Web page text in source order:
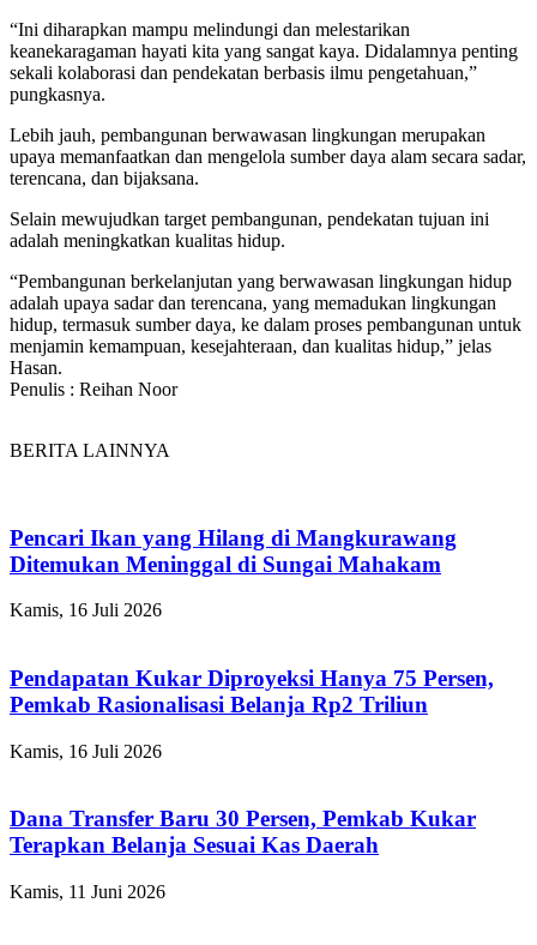
“Ini diharapkan mampu melindungi dan melestarikan
keanekaragaman hayati kita yang sangat kaya. Didalamnya penting
sekali kolaborasi dan pendekatan berbasis ilmu pengetahuan,”
pungkasnya.
Lebih jauh, pembangunan berwawasan lingkungan merupakan
upaya memanfaatkan dan mengelola sumber daya alam secara sadar,
terencana, dan bijaksana.
Selain mewujudkan target pembangunan, pendekatan tujuan ini
adalah meningkatkan kualitas hidup.
“Pembangunan berkelanjutan yang berwawasan lingkungan hidup
adalah upaya sadar dan terencana, yang memadukan lingkungan
hidup, termasuk sumber daya, ke dalam proses pembangunan untuk
menjamin kemampuan, kesejahteraan, dan kualitas hidup,” jelas
Hasan.
Penulis : Reihan Noor
BERITA LAINNYA
Pencari Ikan yang Hilang di Mangkurawang
Ditemukan Meninggal di Sungai Mahakam
Kamis, 16 Juli 2026
Pendapatan Kukar Diproyeksi Hanya 75 Persen,
Pemkab Rasionalisasi Belanja Rp2 Triliun
Kamis, 16 Juli 2026
Dana Transfer Baru 30 Persen, Pemkab Kukar
Terapkan Belanja Sesuai Kas Daerah
Kamis, 11 Juni 2026